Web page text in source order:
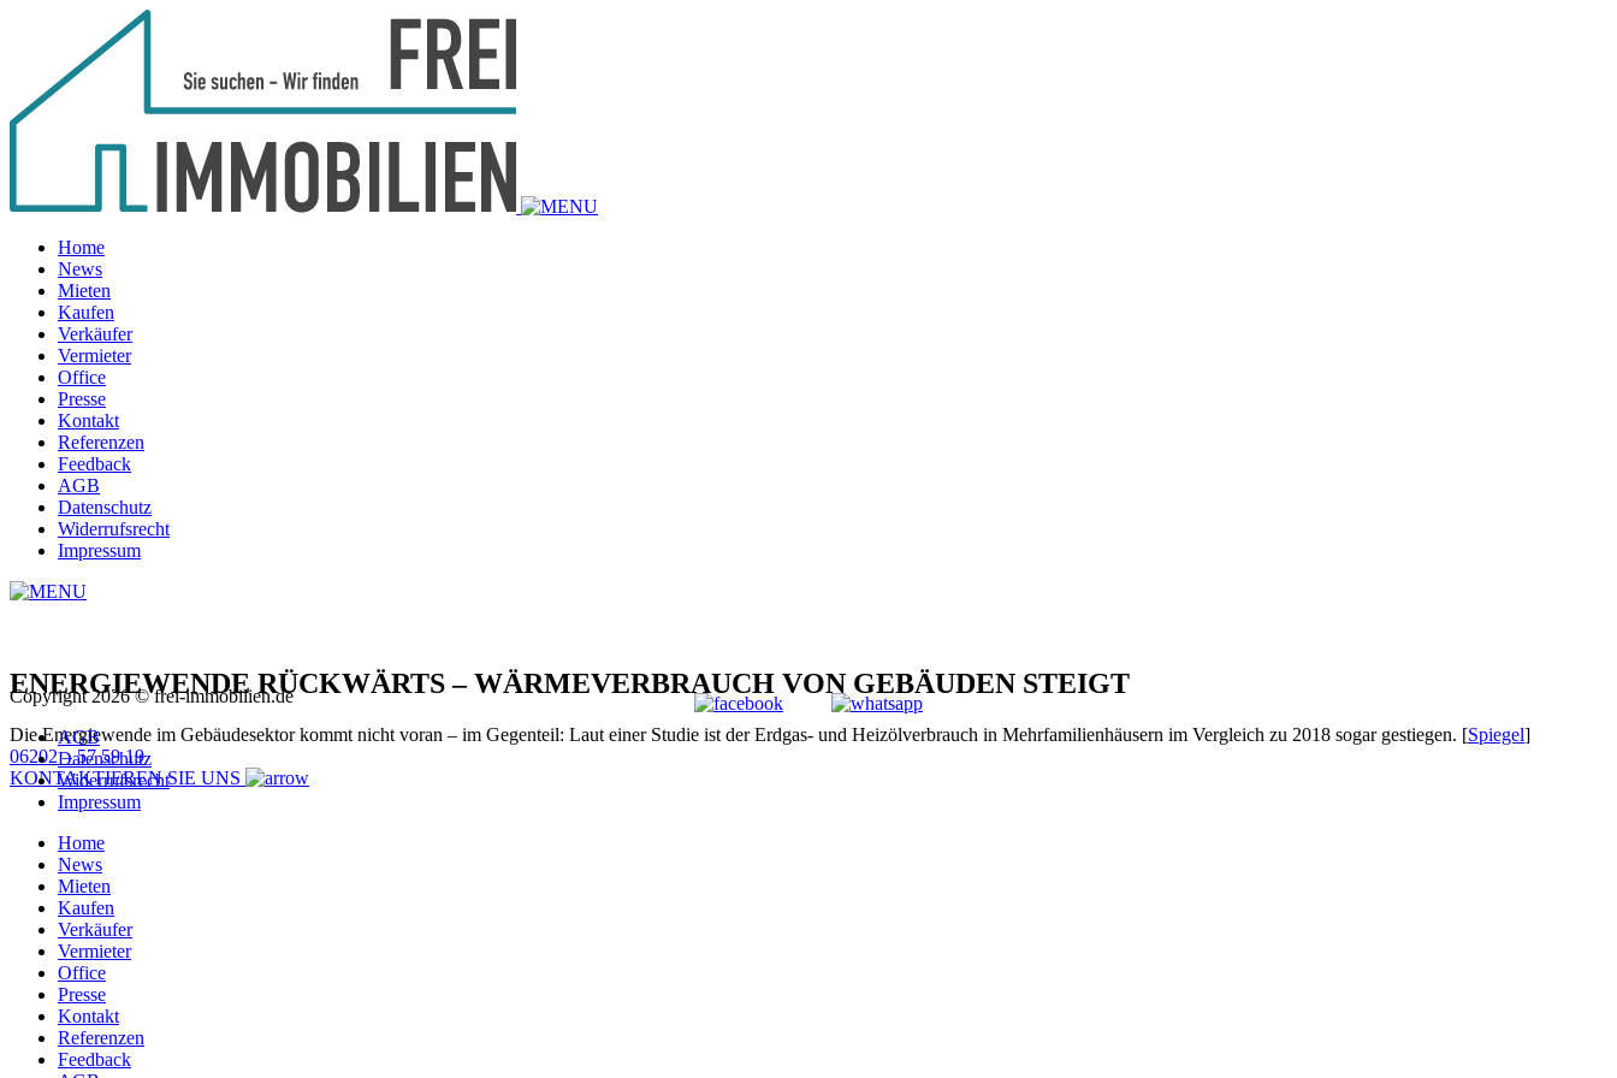
Home
News
Mieten
Kaufen
Verkäufer
Vermieter
Office
Presse
Kontakt
Referenzen
Feedback
AGB
Datenschutz
Widerrufsrecht
Impressum
ENERGIEWENDE RÜCKWÄRTS – WÄRMEVERBRAUCH VON GEBÄUDEN STEIGT
Die Energiewende im Gebäudesektor kommt nicht voran – im Gegenteil: Laut einer Studie ist der Erdgas- und Heizölverbrauch in Mehrfamilienhäusern im Vergleich zu 2018 sogar gestiegen. [Spiegel]
06202 – 57 59 19
KONTAKTIEREN SIE UNS
Copyright 2026 © frei-immobilien.de
AGB
Datenschutz
Widerrufsrecht
Impressum
Home
News
Mieten
Kaufen
Verkäufer
Vermieter
Office
Presse
Kontakt
Referenzen
Feedback